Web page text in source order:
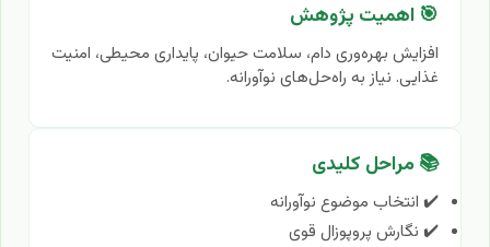
🎯 اهمیت پژوهش
افزایش بهره‌وری دام، سلامت حیوان، پایداری محیطی، امنیت
غذایی. نیاز به راه‌حل‌های نوآورانه.
📚 مراحل کلیدی
✔️ انتخاب موضوع نوآورانه
✔️ نگارش پروپوزال قوی